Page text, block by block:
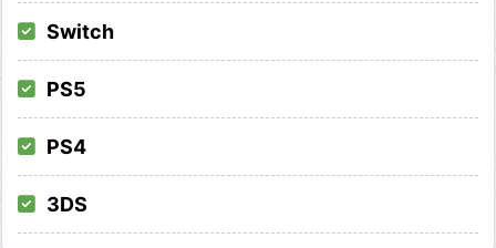
Switch
PS5
PS4
3DS